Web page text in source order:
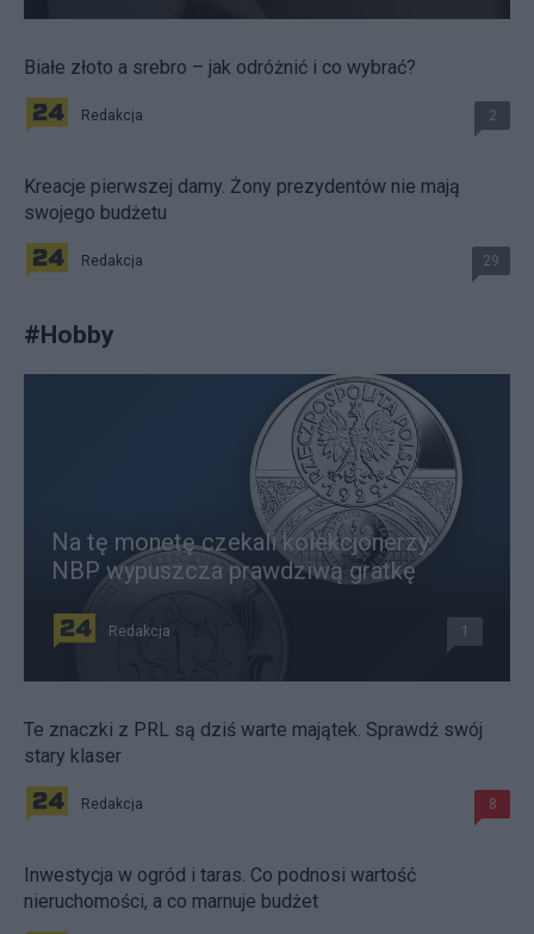
Białe złoto a srebro – jak odróżnić i co wybrać?
Redakcja 2
Kreacje pierwszej damy. Żony prezydentów nie mają
swojego budżetu
Redakcja 29
#Hobby
Na tę monetę czekali kolekcjonerzy.
NBP wypuszcza prawdziwą gratkę
Redakcja 1
Te znaczki z PRL są dziś warte majątek. Sprawdź swój
stary klaser
Redakcja 8
Inwestycja w ogród i taras. Co podnosi wartość
nieruchomości, a co marnuje budżet